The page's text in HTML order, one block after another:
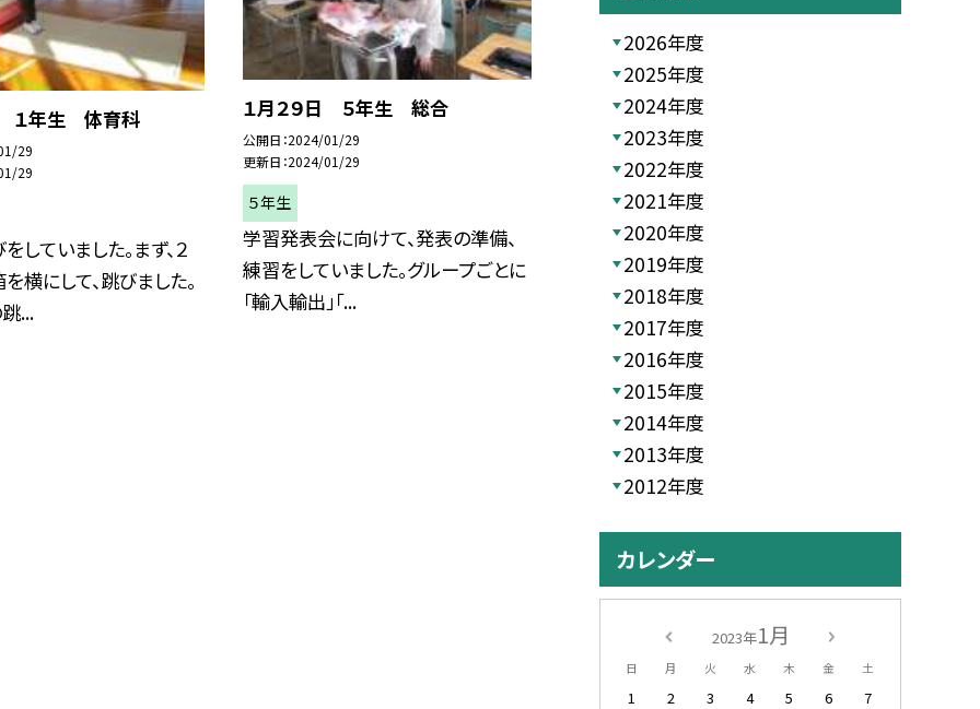
１年生 体育科
29
29
していました。まず、２
横にして、跳びました。
...
１月２９日 ５年生 総合
公開日 2024/01/29
更新日 2024/01/29
５年生
学習発表会に向けて、発表の準備、
練習をしていました。グループごとに
「輸入輸出」「...
2026年度
2025年度
2024年度
2023年度
2022年度
2021年度
2020年度
2019年度
2018年度
2017年度
2016年度
2015年度
2014年度
2013年度
2012年度
カレンダー
2023年1月
日 月 火 水 木 金 土
1 2 3 4 5 6
7